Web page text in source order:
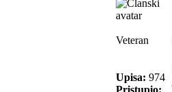
Veteran
Upisa: 974
Pristupio: